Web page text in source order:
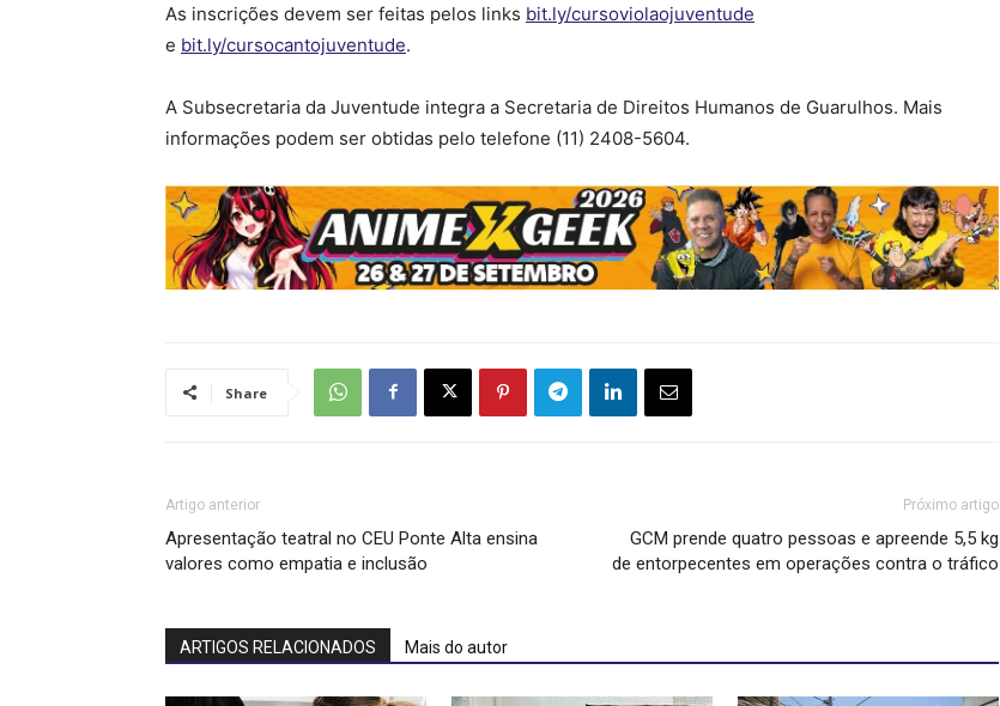
As inscrições devem ser feitas pelos links bit.ly/cursoviolaojuventude
e bit.ly/cursocantojuventude.
A Subsecretaria da Juventude integra a Secretaria de Direitos Humanos de Guarulhos. Mais
informações podem ser obtidas pelo telefone (11) 2408-5604.
Share
Artigo anterior
Apresentação teatral no CEU Ponte Alta ensina
valores como empatia e inclusão
Próximo artigo
GCM prende quatro pessoas e apreende 5,5 kg
de entorpecentes em operações contra o tráfico
ARTIGOS RELACIONADOS Mais do autor